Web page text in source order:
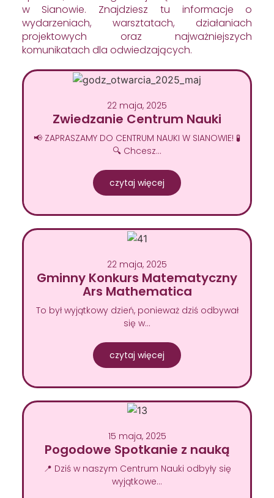
w Sianowie. Znajdziesz tu informacje o
wydarzeniach, warsztatach, działaniach
projektowych oraz najważniejszych
komunikatach dla odwiedzających.
22 maja, 2025
Zwiedzanie Centrum Nauki
📢 ZAPRASZAMY DO CENTRUM NAUKI W SIANOWIE! 🧪
🔍 Chcesz…
czytaj więcej
22 maja, 2025
Gminny Konkurs Matematyczny
Ars Mathematica
To był wyjątkowy dzień, ponieważ dziś odbywał
się w…
czytaj więcej
15 maja, 2025
Pogodowe Spotkanie z nauką
📍 Dziś w naszym Centrum Nauki odbyły się
wyjątkowe…